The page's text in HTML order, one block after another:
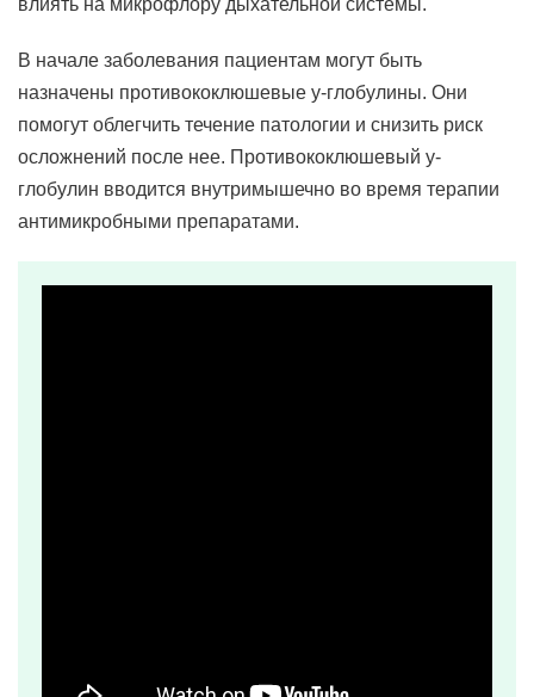
влиять на микрофлору дыхательной системы.
В начале заболевания пациентам могут быть
назначены противококлюшевые y-глобулины. Они
помогут облегчить течение патологии и снизить риск
осложнений после нее. Противококлюшевый y-
глобулин вводится внутримышечно во время терапии
антимикробными препаратами.